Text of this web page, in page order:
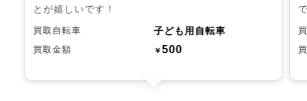
とが嬉しいです！
買取自転車 子ども用自転車
買取金額 ￥500